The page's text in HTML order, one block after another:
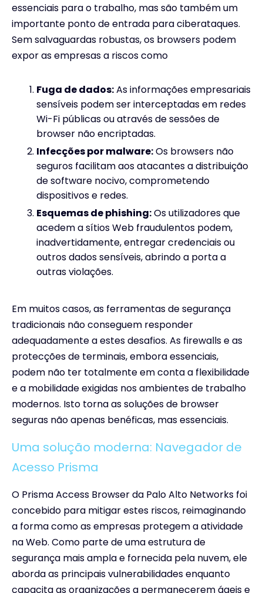
essenciais para o trabalho, mas são também um
importante ponto de entrada para ciberataques.
Sem salvaguardas robustas, os browsers podem
expor as empresas a riscos como
Fuga de dados:As informações empresariais
sensíveis podem ser interceptadas em redes
Wi-Fi públicas ou através de sessões de
browser não encriptadas.
Infecções por malware:Os browsers não
seguros facilitam aos atacantes a distribuição
de software nocivo, comprometendo
dispositivos e redes.
Esquemas de phishing:Os utilizadores que
acedem a sítios Web fraudulentos podem,
inadvertidamente, entregar credenciais ou
outros dados sensíveis, abrindo a porta a
outras violações.
Em muitos casos, as ferramentas de segurança
tradicionais não conseguem responder
adequadamente a estes desafios. As firewalls e as
protecções de terminais, embora essenciais,
podem não ter totalmente em conta a flexibilidade
e a mobilidade exigidas nos ambientes de trabalho
modernos. Isto torna as soluções de browser
seguras não apenas benéficas, mas essenciais.
Uma solução moderna: Navegador de
Acesso Prisma
O Prisma Access Browser da Palo Alto Networks foi
concebido para mitigar estes riscos, reimaginando
a forma como as empresas protegem a atividade
na Web. Como parte de uma estrutura de
segurança mais ampla e fornecida pela nuvem, ele
aborda as principais vulnerabilidades enquanto
capacita as organizações a permanecerem ágeis e